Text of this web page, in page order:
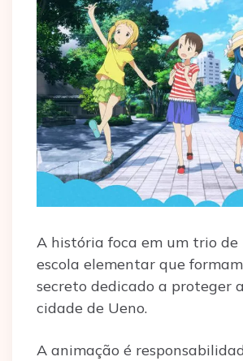
A história foca em um trio de
escola elementar que
secreto dedicado a proteger
cidade de Ueno.
A animação é